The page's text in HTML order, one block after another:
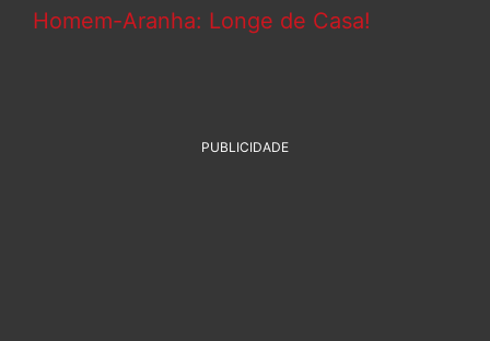
Homem-Aranha: Longe de Casa!
PUBLICIDADE